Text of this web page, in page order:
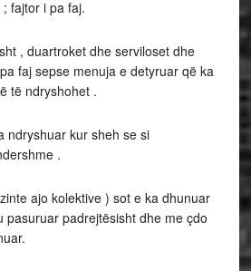
fajtor i pa faj.
, duartroket dhe serviloset dhe
faj sepse menuja e detyruar që ka
të ndryshohet .
ndryshuar kur sheh se si
.
ajo kolektive ) sot e ka dhunuar
pasuruar padrejtësisht dhe me çdo